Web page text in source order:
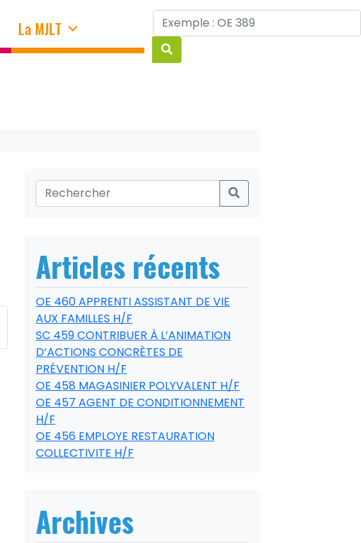
La MJLT
Articles récents
OE 460 APPRENTI ASSISTANT DE VIE
AUX FAMILLES H/F
SC 459 CONTRIBUER À L’ANIMATION
D’ACTIONS CONCRÈTES DE
PRÉVENTION H/F
OE 458 MAGASINIER POLYVALENT H/F
OE 457 AGENT DE CONDITIONNEMENT
H/F
OE 456 EMPLOYE RESTAURATION
COLLECTIVITE H/F
Archives